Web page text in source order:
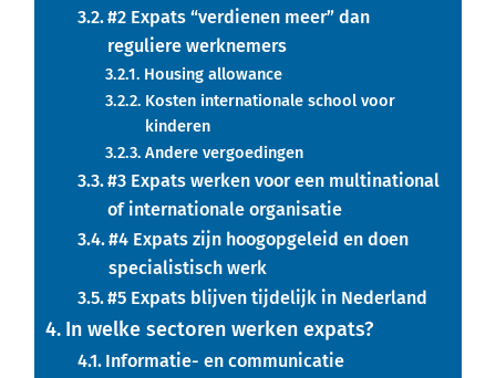
#2 Expats “verdienen meer” dan
reguliere werknemers
Housing allowance
Kosten internationale school voor
kinderen
Andere vergoedingen
#3 Expats werken voor een multinational
of internationale organisatie
#4 Expats zijn hoogopgeleid en doen
specialistisch werk
#5 Expats blijven tijdelijk in Nederland
In welke sectoren werken expats?
Informatie- en communicatie